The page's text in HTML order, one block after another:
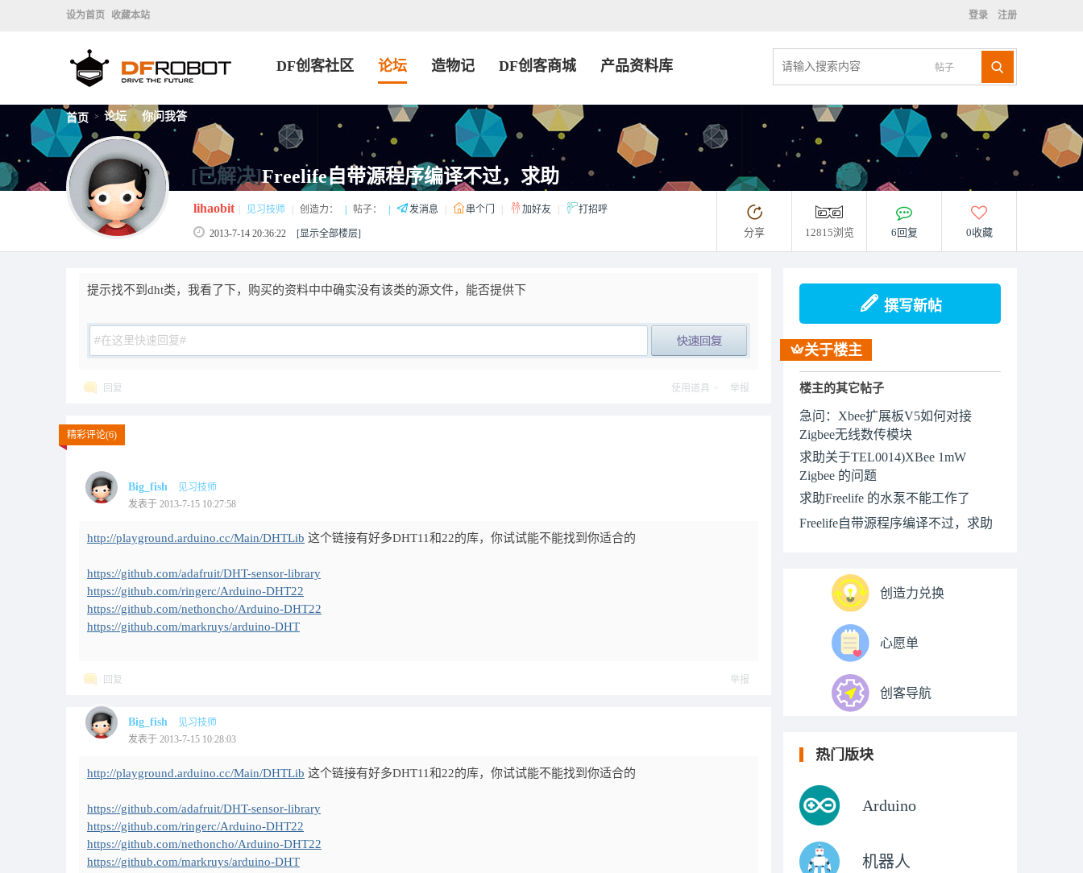
设为首页 收藏本站 登录 注册
帖子
DF创客社区 论坛 造物记 DF创客商城 产品资料库
首页 > 论坛 > 你问我答
[已解决]Freelife自带源程序编译不过，求助
lihaobit 见习技师 创造力： 帖子： 发消息 串个门 加好友 打招呼
2013-7-14 20:36:22 [显示全部楼层] 分享 12815浏览 6回复 0收藏
提示找不到dht类，我看了下，购买的资料中中确实没有该类的源文件，能否提供下
回复 使用道具 举报
精彩评论(6)
Big_fish
见习技师
发表于 2013-7-15 10:27:58
http://playground.arduino.cc/Main/DHTLib 这个链接有好多DHT11和22的库，你试试能不能找到你适合的
https://github.com/adafruit/DHT-sensor-library
https://github.com/ringerc/Arduino-DHT22
https://github.com/nethoncho/Arduino-DHT22
https://github.com/markruys/arduino-DHT
回复 举报
Big_fish
见习技师
发表于 2013-7-15 10:28:03
http://playground.arduino.cc/Main/DHTLib 这个链接有好多DHT11和22的库，你试试能不能找到你适合的
https://github.com/adafruit/DHT-sensor-library
https://github.com/ringerc/Arduino-DHT22
https://github.com/nethoncho/Arduino-DHT22
https://github.com/markruys/arduino-DHT
撰写新帖
关于楼主
楼主的其它帖子
急问：Xbee扩展板V5如何对接
Zigbee无线数传模块
求助关于TEL0014)XBee 1mW
Zigbee 的问题
求助Freelife 的水泵不能工作了
Freelife自带源程序编译不过，求助
创造力兑换
心愿单
创客导航
热门版块
Arduino
机器人